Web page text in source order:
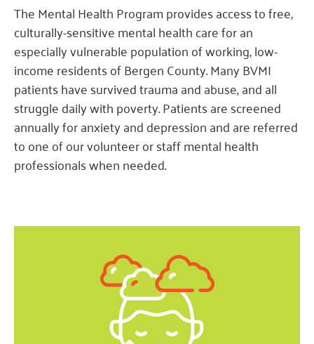
The Mental Health Program provides access to free,
culturally-sensitive mental health care for an
especially vulnerable population of working, low-
income residents of Bergen County. Many BVMI
patients have survived trauma and abuse, and all
struggle daily with poverty. Patients are screened
annually for anxiety and depression and are referred
to one of our volunteer or staff mental health
professionals when needed.